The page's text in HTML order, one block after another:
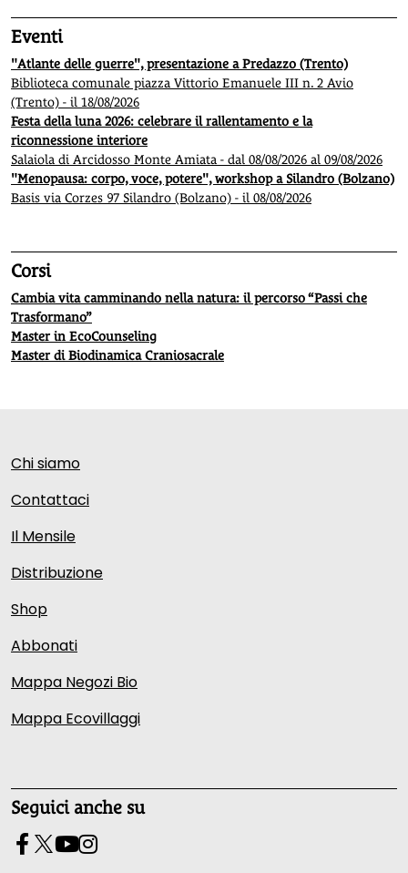
Eventi
"Atlante delle guerre", presentazione a Predazzo (Trento)
Biblioteca comunale piazza Vittorio Emanuele III n. 2 Avio
(Trento) - il 18/08/2026
Festa della luna 2026: celebrare il rallentamento e la
riconnessione interiore
Salaiola di Arcidosso Monte Amiata - dal 08/08/2026 al 09/08/2026
"Menopausa: corpo, voce, potere", workshop a Silandro (Bolzano)
Basis via Corzes 97 Silandro (Bolzano) - il 08/08/2026
Corsi
Cambia vita camminando nella natura: il percorso “Passi che
Trasformano”
Master in EcoCounseling
Master di Biodinamica Craniosacrale
Chi siamo
Contattaci
Il Mensile
Distribuzione
Shop
Abbonati
Mappa Negozi Bio
Mappa Ecovillaggi
Seguici anche su